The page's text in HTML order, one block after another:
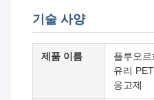
기술 사양
제품 이름
플루오
유리
응고제